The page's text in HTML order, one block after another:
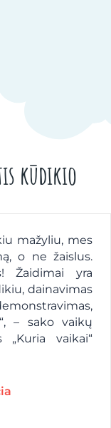
kūdikio
mažyliu, mes
o ne žaislus.
Žaidimai yra
dainavimas
– sako vaikų
vaikai“